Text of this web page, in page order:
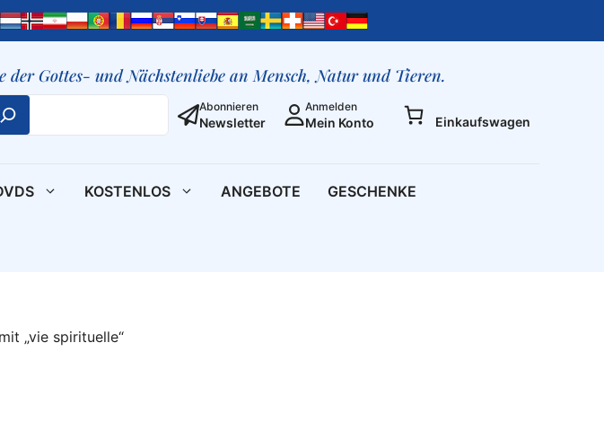
Gottes- und Nächstenliebe an Mensch, Natur und Tieren.
Abonnieren
Newsletter
Anmelden
Mein Konto Einkaufswagen
KOSTENLOS ANGEBOTE GESCHENKE
„vie spirituelle“